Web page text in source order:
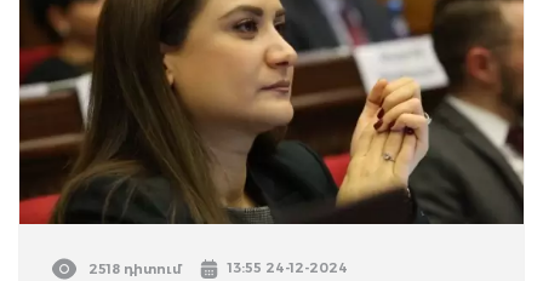
2518 դիտում 13:55 24-12-2024